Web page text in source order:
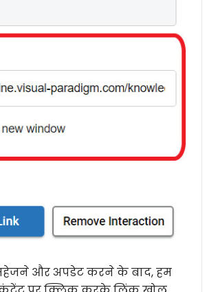
और अपडेट करने के बाद, हम